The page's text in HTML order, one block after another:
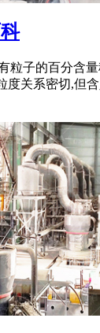
粒子的百分含
度关系密切,但